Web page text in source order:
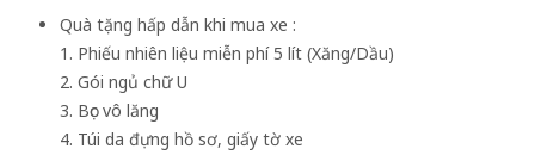
Quà tặng hấp dẫn khi mua xe :
1. Phiếu nhiên liệu miễn phí 5 lít (Xăng/Dầu)
2. Gói ngủ chữ U
3. Bọc vô lăng
4. Túi da đựng hồ sơ, giấy tờ xe